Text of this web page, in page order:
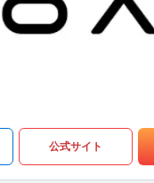
公式サイト